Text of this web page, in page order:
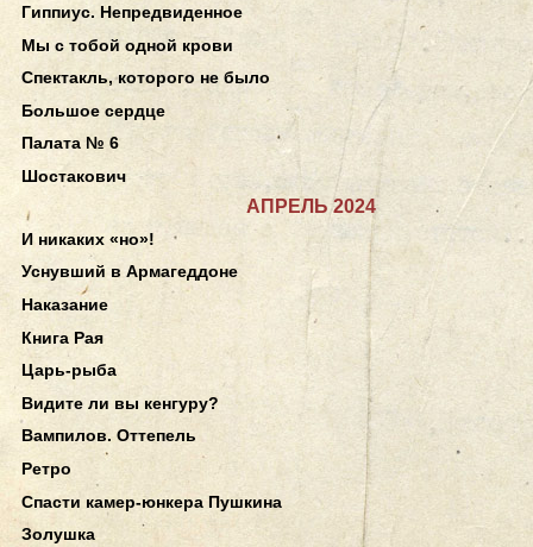
Гиппиус. Непредвиденное
Мы с тобой одной крови
Спектакль, которого не было
Большое сердце
Палата № 6
Шостакович
АПРЕЛЬ 2024
И никаких «но»!
Уснувший в Армагеддоне
Наказание
Книга Рая
Царь-рыба
Видите ли вы кенгуру?
Вампилов. Оттепель
Ретро
Спасти камер-юнкера Пушкина
Золушка